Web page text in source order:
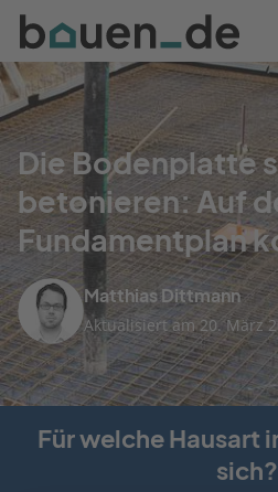
Bauen
Logo
Anmelden
Die Bodenplatte
betonieren: Auf
Fundamentplan
Matthias Dittmann
Aktualisiert am 20. März
Für welche Hausart
sich?